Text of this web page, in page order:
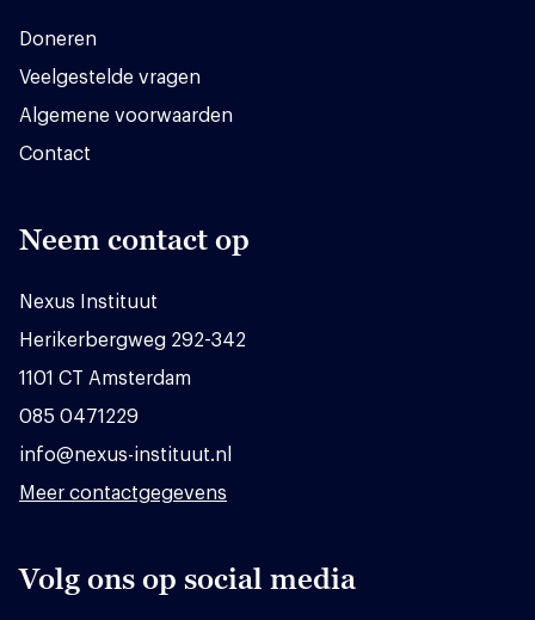
Doneren
Veelgestelde vragen
Algemene voorwaarden
Contact
Neem contact op
Nexus Instituut
Herikerbergweg 292-342
1101 CT Amsterdam
085 0471229
info@nexus-instituut.nl
Meer contactgegevens
Volg ons op social media